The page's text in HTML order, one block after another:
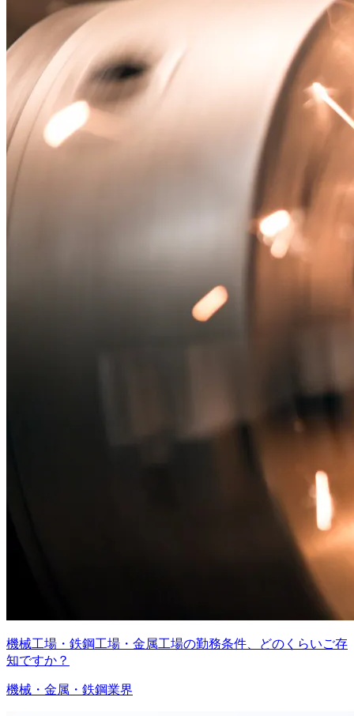
機械工場・鉄鋼工場・金属工場の勤務条件、どのくらいご存
知ですか？
機械・金属・鉄鋼業界